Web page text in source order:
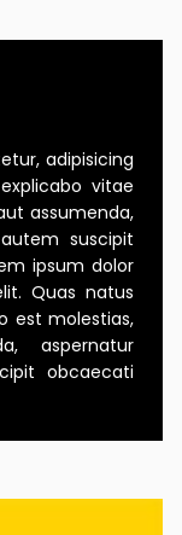
adipisicing
vitae
assumenda,
suscipit
ipsum dolor
Quas natus
est molestias,
aspernatur
obcaecati